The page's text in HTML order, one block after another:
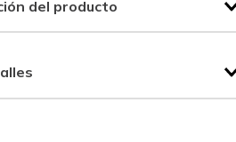
del producto